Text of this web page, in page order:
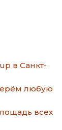
в Санкт-
любую
всех